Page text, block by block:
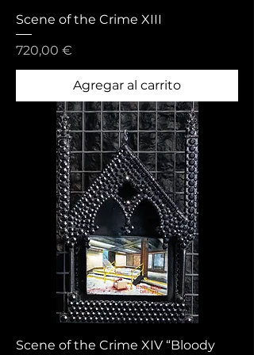
Scene of the Crime XIII
Precio
720,00 €
Agregar al carrito
Scene of the Crime XIV “Bloody